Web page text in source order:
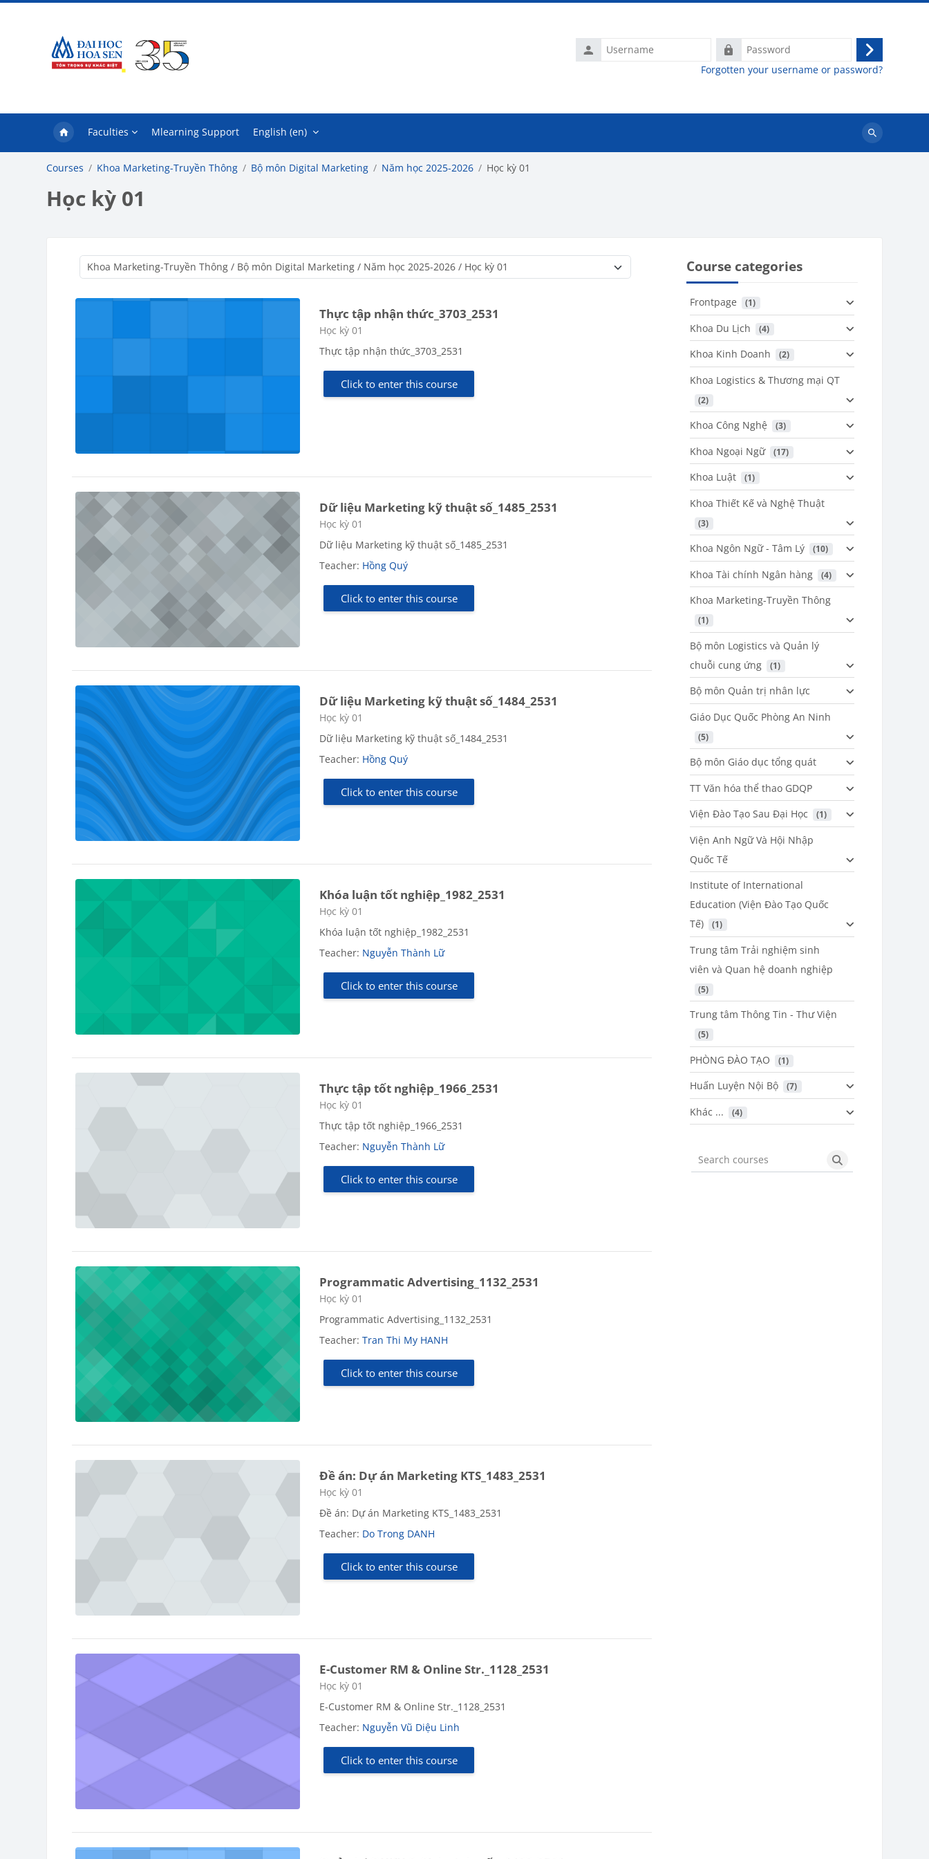
Username
Password
Log
in
Forgotten your username or password?
Faculties Mlearning Support English ‎(en)‎
Search
Courses Khoa Marketing-Truyền Thông Bộ môn Digital Marketing Năm học 2025-2026 Học kỳ 01
Học kỳ 01
Course categories
Thực tập nhận thức_3703_2531
Course category
Học kỳ 01
Thực tập nhận thức_3703_2531
Click to enter this course
Dữ liệu Marketing kỹ thuật số_1485_2531
Course category
Học kỳ 01
Dữ liệu Marketing kỹ thuật số_1485_2531
Teacher: Hồng Quý
Click to enter this course
Dữ liệu Marketing kỹ thuật số_1484_2531
Course category
Học kỳ 01
Dữ liệu Marketing kỹ thuật số_1484_2531
Teacher: Hồng Quý
Click to enter this course
Khóa luận tốt nghiệp_1982_2531
Course category
Học kỳ 01
Khóa luận tốt nghiệp_1982_2531
Teacher: Nguyễn Thành Lữ
Click to enter this course
Thực tập tốt nghiệp_1966_2531
Course category
Học kỳ 01
Thực tập tốt nghiệp_1966_2531
Teacher: Nguyễn Thành Lữ
Click to enter this course
Programmatic Advertising_1132_2531
Course category
Học kỳ 01
Programmatic Advertising_1132_2531
Teacher:Tran Thi My HANH
Click to enter this course
Đề án: Dự án Marketing KTS_1483_2531
Course category
Học kỳ 01
Đề án: Dự án Marketing KTS_1483_2531
Teacher: Do Trong DANH
Click to enter this course
E-Customer RM & Online Str._1128_2531
Course category
Học kỳ 01
E-Customer RM & Online Str._1128_2531
Teacher: Nguyễn Vũ Diệu Linh
Click to enter this course
Course categories
Frontpage (1)
Khoa Du Lịch (4)
Khoa Kinh Doanh (2)
Khoa Logistics & Thương mại QT
(2)
Khoa Công Nghệ (3)
Khoa Ngoại Ngữ (17)
Khoa Luật (1)
Khoa Thiết Kế và Nghệ Thuật
(3)
Khoa Ngôn Ngữ - Tâm Lý (10)
Khoa Tài chính Ngân hàng (4)
Khoa Marketing-Truyền Thông
(1)
Bộ môn Logistics và Quản lý
chuỗi cung ứng
(1)
Bộ môn Quản trị nhân lực
Giáo Dục Quốc Phòng An Ninh
(5)
Bộ môn Giáo dục tổng quát
TT Văn hóa thể thao GDQP
Viện Đào Tạo Sau Đại Học
(1)
Viện Anh Ngữ Và Hội Nhập
Quốc Tế
Institute of International
Education (Viện Đào Tạo Quốc
Tế)
(1)
Trung tâm Trải nghiệm sinh
viên và Quan hệ doanh nghiệp
(5)
Trung tâm Thông Tin - Thư Viện
(5)
PHÒNG ĐÀO TẠO (1)
Huấn Luyện Nội Bộ (7)
Khác ... (4)
Search courses Search courses